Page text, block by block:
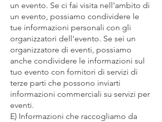
un evento. Se ci fai visita nell'ambito di
un evento, possiamo condividere le
tue informazioni personali con gli
organizzatori dell'evento. Se sei un
organizzatore di eventi, possiamo
anche condividere le informazioni sul
tuo evento con fornitori di servizi di
terze parti che possono inviarti
informazioni commerciali su servizi per
eventi.
E) Informazioni che raccogliamo da